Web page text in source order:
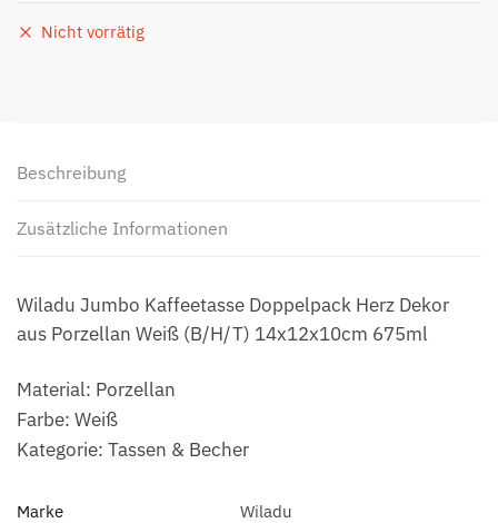
Nicht vorrätig
Beschreibung
Zusätzliche Informationen
Wiladu Jumbo Kaffeetasse Doppelpack Herz Dekor
aus Porzellan Weiß (B/H/T) 14x12x10cm 675ml
Material: Porzellan
Farbe: Weiß
Kategorie: Tassen & Becher
Marke Wiladu